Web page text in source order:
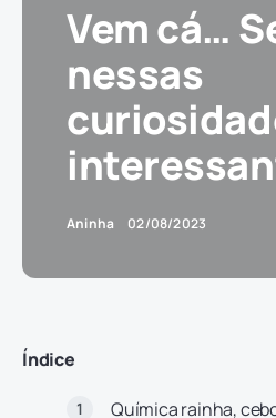
Vem cá…
nessas
Aninha 02/08/2023
Índice
Química rainha,